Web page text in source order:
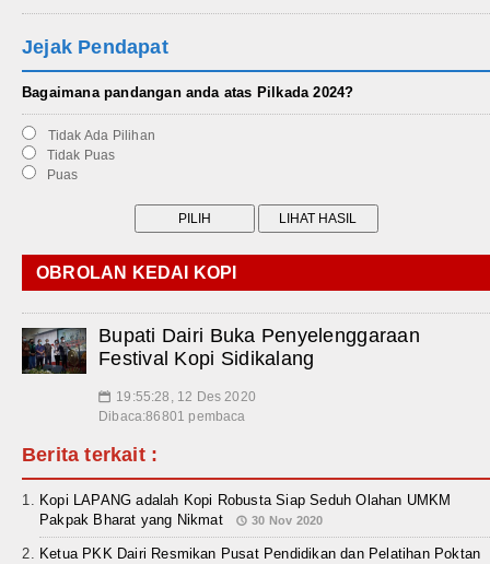
Jejak Pendapat
Bagaimana pandangan anda atas Pilkada 2024?
Tidak Ada Pilihan
Tidak Puas
Puas
OBROLAN KEDAI KOPI
Bupati Dairi Buka Penyelenggaraan
Festival Kopi Sidikalang
📅 19:55:28, 12 Des 2020
Dibaca:86801 pembaca
Berita terkait :
Kopi LAPANG adalah Kopi Robusta Siap Seduh Olahan UMKM
Pakpak Bharat yang Nikmat
30 Nov 2020
Ketua PKK Dairi Resmikan Pusat Pendidikan dan Pelatihan Poktan